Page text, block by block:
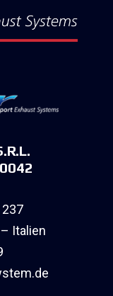
Italien